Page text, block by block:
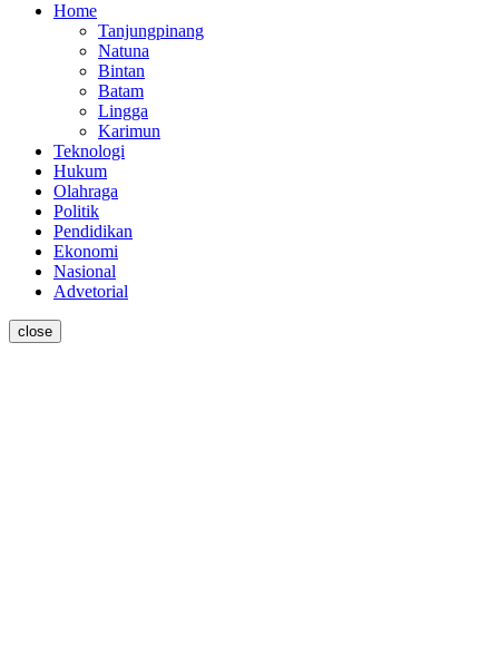
Home
Tanjungpinang
Natuna
Bintan
Batam
Lingga
Karimun
Teknologi
Hukum
Olahraga
Politik
Pendidikan
Ekonomi
Nasional
Advetorial
close